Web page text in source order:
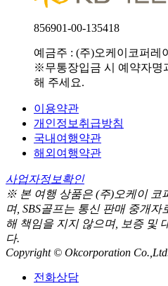
856901-00-135418
예금주 : (주)오케이코퍼레
※무통장입금 시 예약자명
해 주세요.
이용약관
개인정보취급방침
국내여행약관
해외여행약관
사업자정보확인
※ 본 여행 상품은 (주)오케이 코
며, SBS골프는 통신 판매 중개
해 책임을 지지 않으며, 보증 및
다.
Copyright © Okcorporation
전화상담